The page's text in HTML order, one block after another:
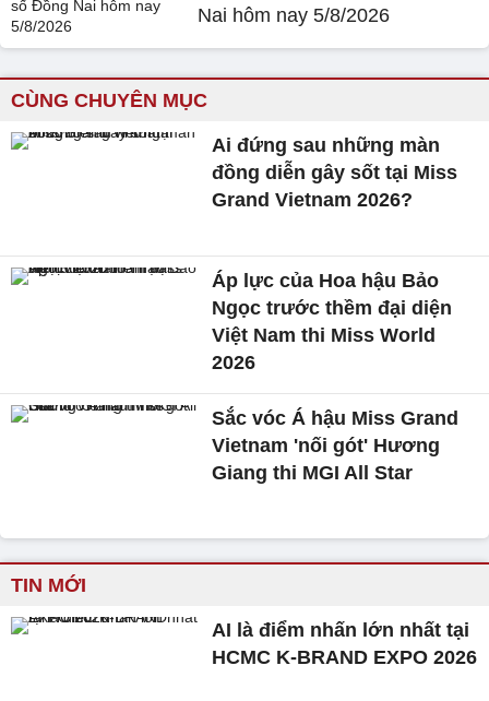
Nai hôm nay 5/8/2026
CÙNG CHUYÊN MỤC
Ai đứng sau những màn
đồng diễn gây sốt tại Miss
Grand Vietnam 2026?
Áp lực của Hoa hậu Bảo
Ngọc trước thềm đại diện
Việt Nam thi Miss World
2026
Sắc vóc Á hậu Miss Grand
Vietnam 'nối gót' Hương
Giang thi MGI All Star
TIN MỚI
AI là điểm nhấn lớn nhất tại
HCMC K-BRAND EXPO 2026